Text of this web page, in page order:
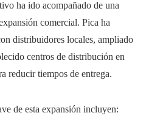
ha ido acompañado de una
comercial. Pica ha
distribuidores locales, ampliado
centros de distribución en
reducir tiempos de entrega.
de esta expansión incluyen: